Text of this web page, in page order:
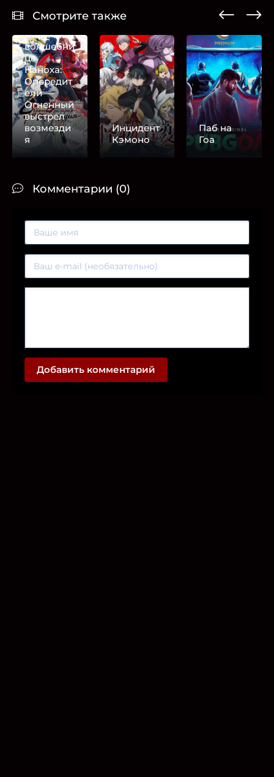
Смотрите также
Лиричная
волшебни
ца
Наноха:
Опередит
ели —
Огненный
выстрел
возмезди
я
Инцидент
Кэмоно
Паб на
Гоа
Комментарии (0)
Добавить комментарий